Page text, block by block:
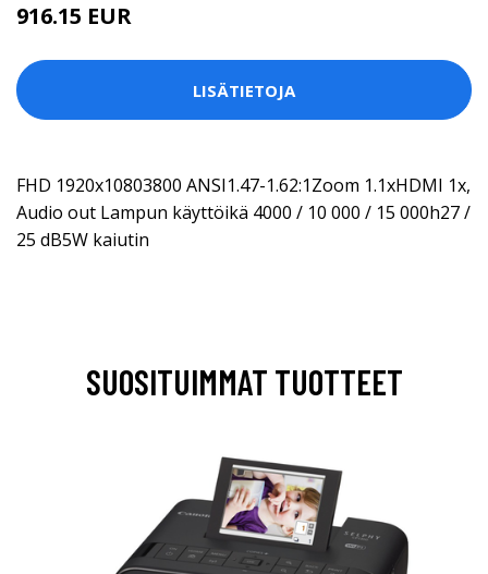
916.15 EUR
LISÄTIETOJA
FHD 1920x10803800 ANSI1.47-1.62:1Zoom 1.1xHDMI 1x,
Audio out Lampun käyttöikä 4000 / 10 000 / 15 000h27 /
25 dB5W kaiutin
SUOSITUIMMAT TUOTTEET